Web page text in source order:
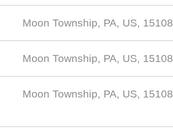
Moon Township, PA, US, 15108
Moon Township, PA, US, 15108
Moon Township, PA, US, 15108